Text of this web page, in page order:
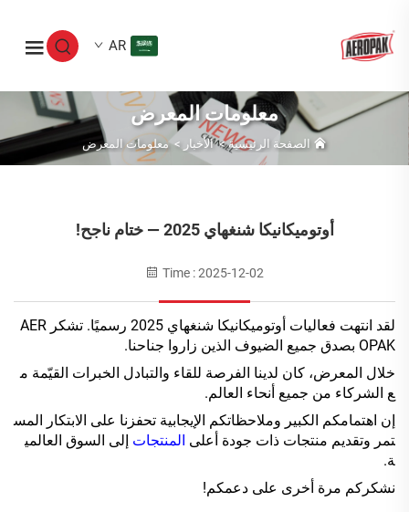
AR
معلومات المعرض
الصفحة الرئيسية>الأخبار >معلومات المعرض
أوتوميكانيكا شنغهاي 2025 — ختام ناجح!
Time : 2025-12-02
لقد انتهت فعاليات أوتوميكانيكا شنغهاي 2025 رسميًا. تشكر AER
OPAK بصدق جميع الضيوف الذين زاروا جناحنا.
خلال المعرض، كان لدينا الفرصة للقاء والتبادل الخبرات القيّمة م
ع الشركاء من جميع أنحاء العالم.
إن اهتمامكم الكبير وملاحظاتكم الإيجابية تحفزنا على الابتكار المس
تمر وتقديم منتجات ذات جودة أعلى المنتجات إلى السوق العالمي
ة.
نشكركم مرة أخرى على دعمكم!